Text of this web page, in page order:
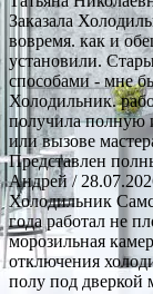
Заказала
вовремя. как и
установили.
способами - мне
Холодильник.
получила полную
или вызове
Представлен
Андрей/
Холодильник
года работал не
морозильная
отключения
полу под дверкой